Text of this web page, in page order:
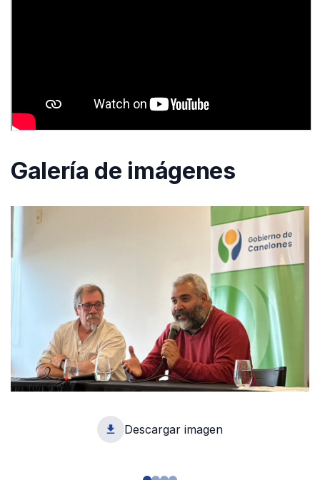
Galería de imágenes
Descargar imagen
1